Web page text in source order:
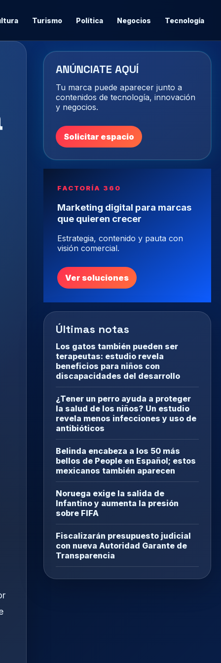
Turismo Política Negocios Tecnología
ANÚNCIATE AQUÍ
Tu marca puede aparecer junto a
contenidos de tecnología, innovación
y negocios.
Solicitar espacio
FACTORÍA 360
Marketing digital para marcas
que quieren crecer
Estrategia, contenido y pauta con
visión comercial.
Ver soluciones
Últimas notas
Los gatos también pueden ser
terapeutas: estudio revela
beneficios para niños con
discapacidades del desarrollo
¿Tener un perro ayuda a proteger
la salud de los niños? Un estudio
revela menos infecciones y uso de
antibióticos
Belinda encabeza a los 50 más
bellos de People en Español; estos
mexicanos también aparecen
Noruega exige la salida de
Infantino y aumenta la presión
sobre FIFA
Fiscalizarán presupuesto judicial
con nueva Autoridad Garante de
Transparencia